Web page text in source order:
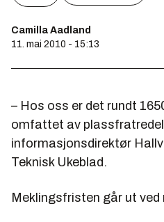
Camilla Aadland
11. mai 2010 - 15:13
– Hos oss er det rundt
omfattet av
informasjonsdirektør
Teknisk Ukeblad.
Meklingsfristen går ut